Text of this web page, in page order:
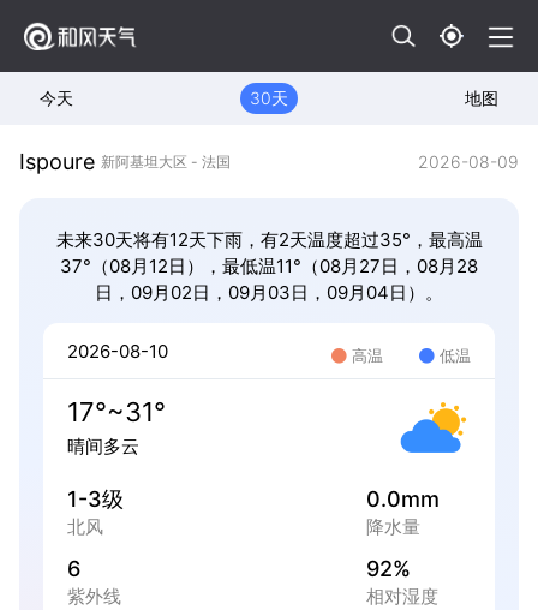
今天 30天 地图
Ispoure 新阿基坦大区 - 法国 2026-08-09
未来30天将有12天下雨，有2天温度超过35°，最高温
37°（08月12日），最低温11°（08月27日，08月28
日，09月02日，09月03日，09月04日）。
2026-08-10 高温 低温
17°~31°
晴间多云
1-3级
北风
0.0mm
降水量
6
紫外线
92%
相对湿度